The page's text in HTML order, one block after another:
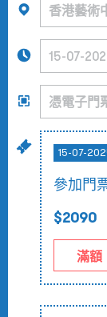
15-07-
參加門
$2090
滿額